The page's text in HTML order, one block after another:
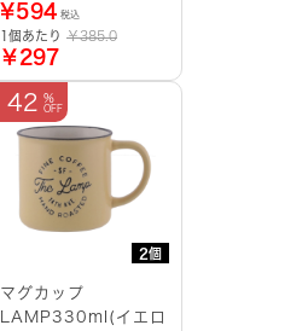
¥594 税込
1個あたり ￥385.0
￥297
2個
42
マグカップ
LAMP330ml(イエロ